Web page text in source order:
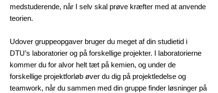
medstuderende, når I selv skal prøve kræfter med at anvende
teorien.
Udover gruppeopgaver bruger du meget af din studietid i
DTU’s laboratorier og på forskellige projekter. I laboratorierne
kommer du for alvor helt tæt på kemien, og under de
forskellige projektforløb øver du dig på projektledelse og
teamwork, når du sammen med din gruppe finder løsninger på